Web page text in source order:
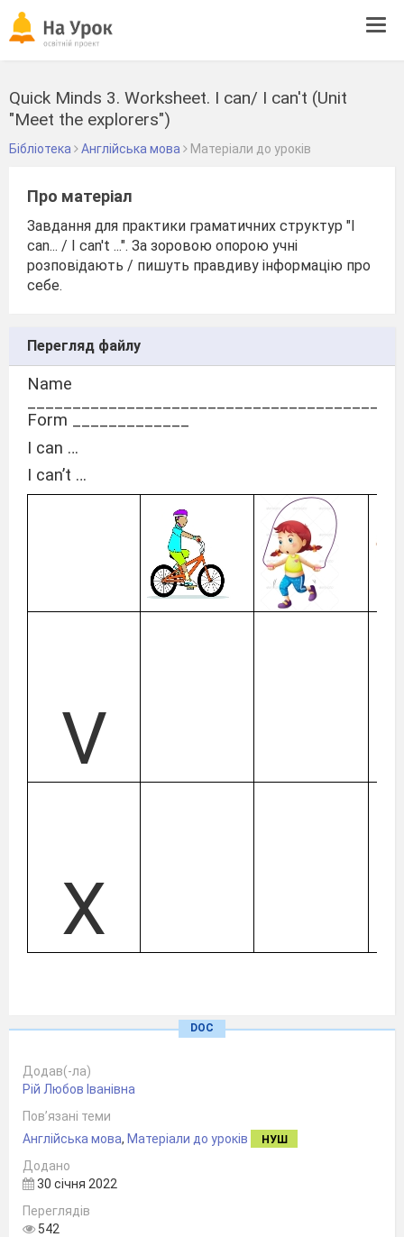
Quick Minds 3. Worksheet. I can/ I can't (Unit
"Meet the explorers")
Бібліотека Англійська мова Матеріали до уроків
Про матеріал
Завдання для практики граматичних структур "I
can... / I can't ...". За зоровою опорою учні
розповідають / пишуть правдиву інформацію про
себе.
Перегляд файлу
Name
Form _____________
I can …
I can’t …
V
X
DOC
Додав(-ла)
Рій Любов Іванівна
Пов’язані теми
Англійська мова, Матеріали до уроків НУШ
Додано
30 січня 2022
Переглядів
542